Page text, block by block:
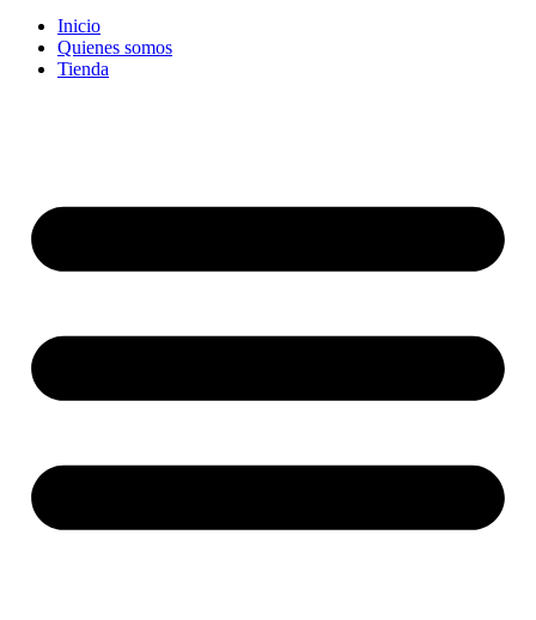
Inicio
Quienes somos
Tienda